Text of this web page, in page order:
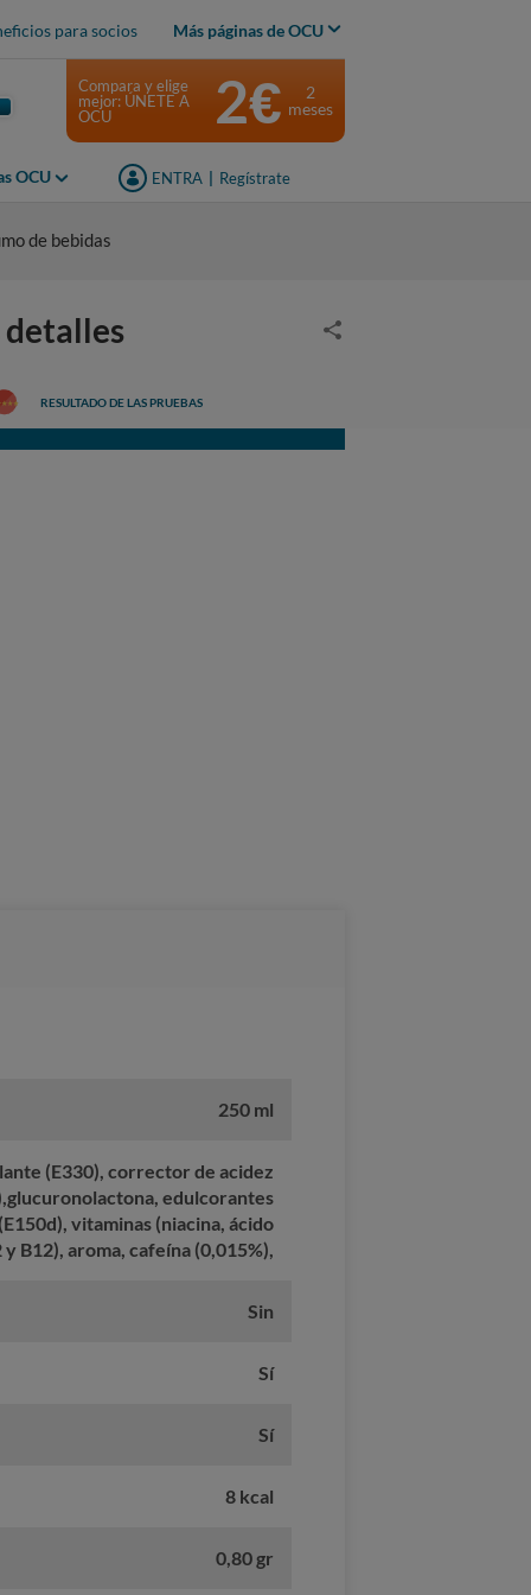
para socios Más páginas de OCU
OCU ENTRA Regístrate
Compara y elige
mejor: ÚNETE A
OCU
2€
2
meses
de bebidas
detalles
RESULTADO DE LAS PRUEBAS
250 ml
(E330), corrector de acidez
edulcorantes
vitaminas (niacina, ácido
B12), aroma, cafeína (0,015%),
Sin
Sí
Sí
8 kcal
0,80 gr